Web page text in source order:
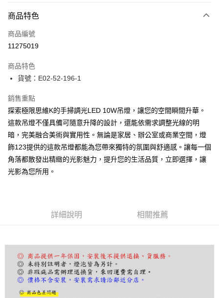
信用卡一次付款
LINE Pay
街口支付
悠遊付
Google Pay
全盈+PAY
AFTEE先享後付
相關說明
【關於「AFTEE先享後付」】
３．安心：先確認商品／服務後，再付款。
２．訂單成立數日內，您將收到繳費通知簡訊。
３．收到繳費通知簡訊後14天內，點擊此簡訊中的連結，可透過四大超商／
ATM／網路銀行／等多元方式進行付款，方視為交易完成。
※ 請注意：結帳手續完成當下不需立刻繳費，但若您需要取消訂單，請聯絡
購買商品的店家。未經商家同意取消之訂單仍視為有效，需透過AFTEE先享
商品特色
商品編號
11275019
商品特色
貨號：E02-52-196-1
銷售重點
探索極限思維K的手掃調光LED 10W吊燈，讓您的空間瞬間升華。
這款吊燈不僅具備可隨意升降的設計，還能依需求調整光線的明
暗，完美融合美術與實用性。無論是家居、辦公室或商業空間，燈
飾123提供的這款吊燈都能為您帶來獨特的氛圍與舒適感。讓每一個
角落都散發出精緻的光影魅力，提升您的生活品質，立即選擇，讓
光影為您所用。
詳細說明 相關推薦